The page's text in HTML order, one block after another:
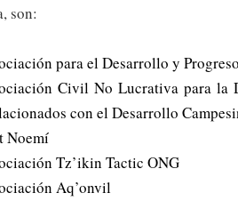
son:
para el Desarrollo y
Civil No Lucrativa para la
con el Desarrollo
Noemí
Tz’ikin Tactic ONG
Aq’onvil